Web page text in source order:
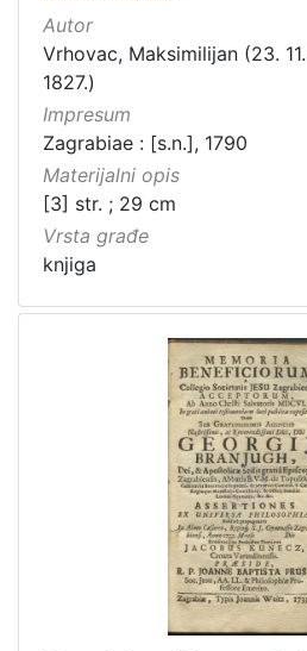
Autor
Vrhovac, Maksimilijan (23.
1827.)
Impresum
Zagrabiae : [s.n.], 1790
Materijalni opis
[3] str. ; 29 cm
Vrsta građe
knjiga